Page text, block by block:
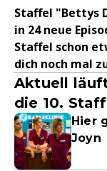
Staffel "Bettys
in 24 neue
Staffel schon
dich noch mal
Aktuell
die 10.
Hier
Joyn